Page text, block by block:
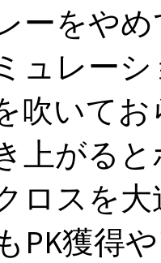
ーをや
ュレー
吹いて
上がる
ロスを
PK獲得